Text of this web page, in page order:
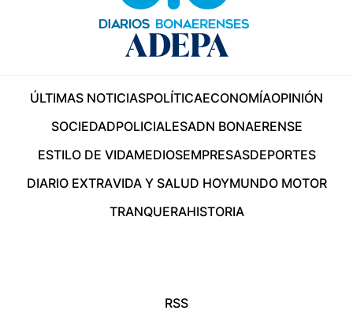
ÚLTIMAS NOTICIASPOLÍTICAECONOMÍAOPINIÓN
SOCIEDADPOLICIALESADN BONAERENSE
ESTILO DE VIDAMEDIOSEMPRESASDEPORTES
DIARIO EXTRAVIDA Y SALUD HOYMUNDO MOTOR
TRANQUERAHISTORIA
RSS